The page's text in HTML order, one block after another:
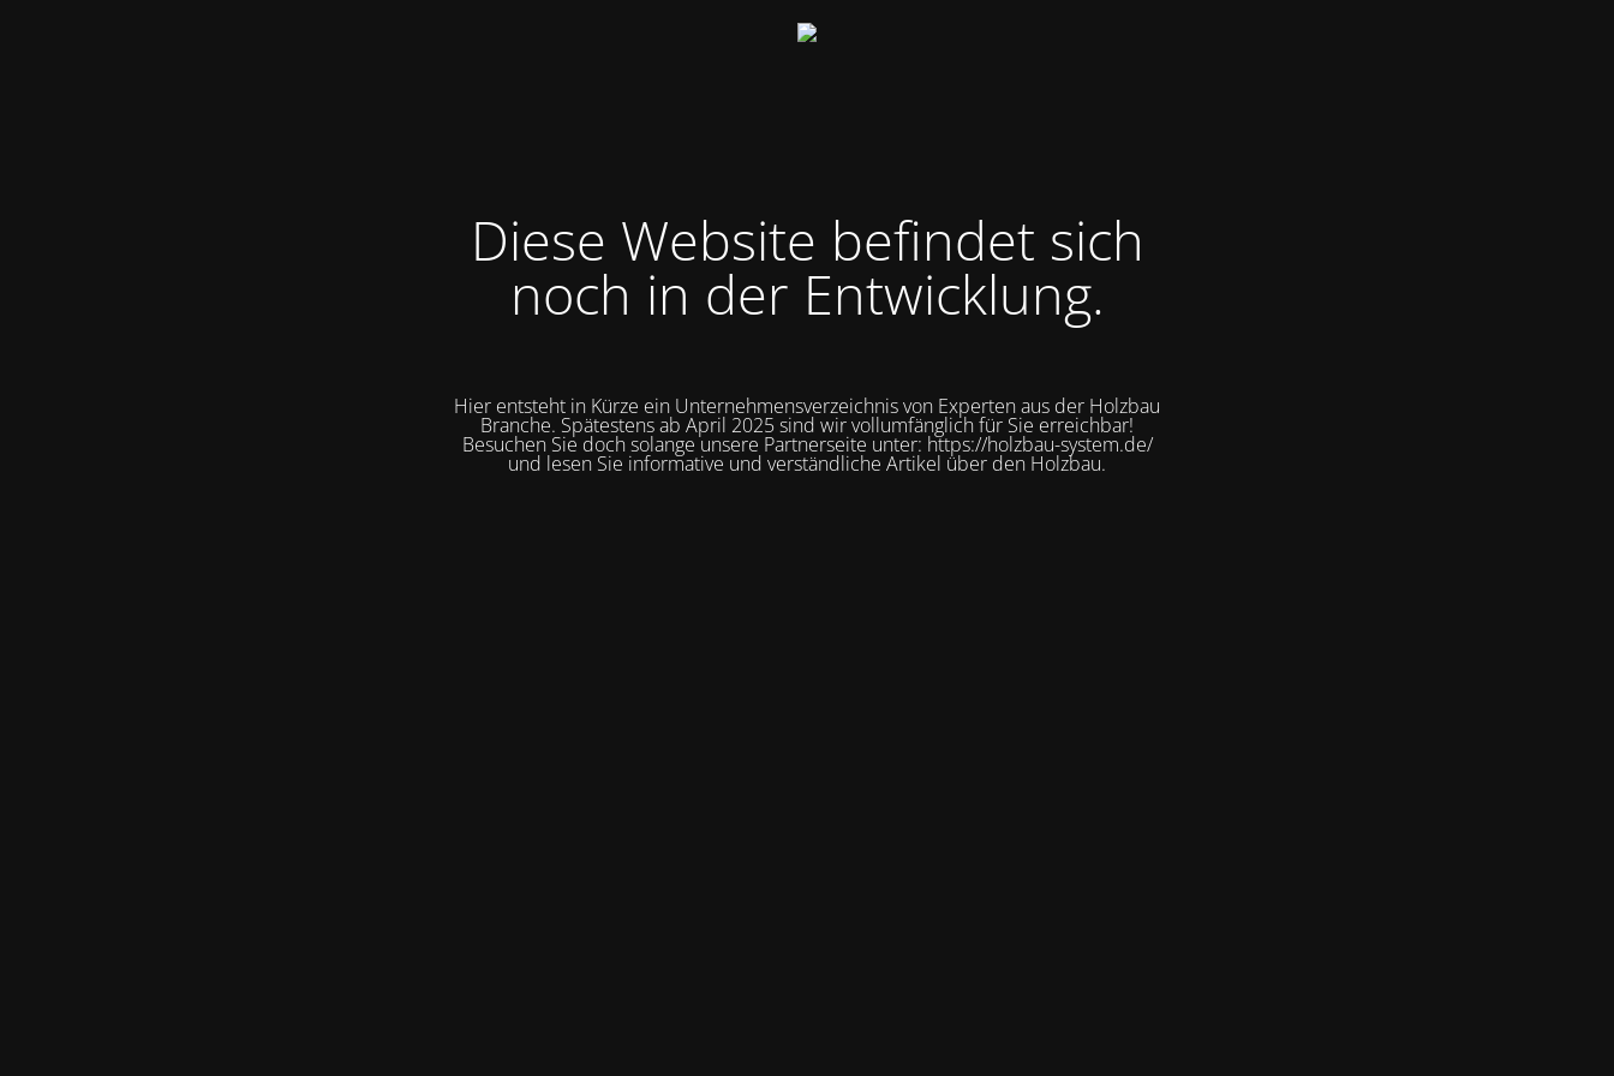
Diese Website befindet sich
noch in der Entwicklung.
Hier entsteht in Kürze ein Unternehmensverzeichnis von Experten aus der Holzbau
Branche. Spätestens ab April 2025 sind wir vollumfänglich für Sie erreichbar!
Besuchen Sie doch solange unsere Partnerseite unter: https://holzbau-system.de/
und lesen Sie informative und verständliche Artikel über den Holzbau.